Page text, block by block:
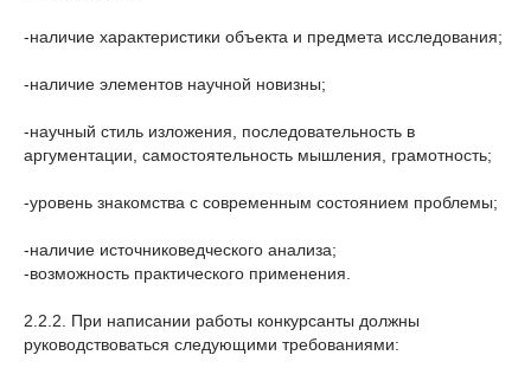
-наличие характеристики объекта и предмета исследования;
-наличие элементов научной новизны;
-научный стиль изложения, последовательность в
аргументации, самостоятельность мышления, грамотность;
-уровень знакомства с современным состоянием проблемы;
-наличие источниковедческого анализа;
-возможность практического применения.
2.2.2. При написании работы конкурсанты должны
руководствоваться следующими требованиями: